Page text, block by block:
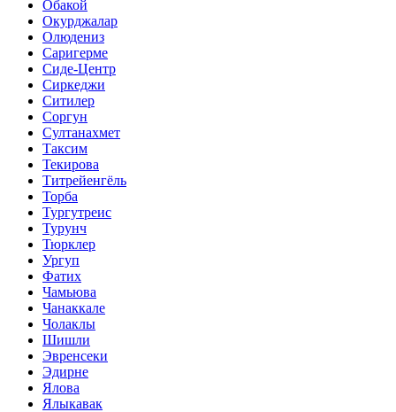
Обакой
Окурджалар
Олюдениз
Саригерме
Сиде-Центр
Сиркеджи
Ситилер
Соргун
Султанахмет
Таксим
Текирова
Титрейенгёль
Торба
Тургутреис
Турунч
Тюрклер
Ургуп
Фатих
Чамьюва
Чанаккале
Чолаклы
Шишли
Эвренсеки
Эдирне
Ялова
Ялыкавак